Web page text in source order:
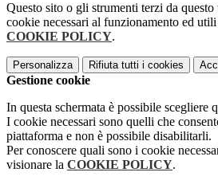
Questo sito o gli strumenti terzi da
cookie necessari al funzionamento ed
COOKIE POLICY.
Personalizza Rifiuta tutti i cookies
Gestione cookie
In questa schermata è possibile scegliere
I cookie necessari sono quelli che
piattaforma e non è possibile disabilitarli.
Per conoscere quali sono i cookie
visionare la COOKIE POLICY.